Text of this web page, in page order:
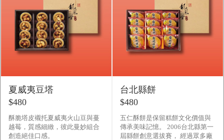
夏威夷豆塔
$480
酥脆塔皮襯托夏威夷火山豆與蔓
越莓，質感細緻，彼此曼妙組合
創造絕佳口感。
台北縣餅
$480
五仁酥餅是保留糕餅文化價值與
傳承美味記憶。 2006台北縣第一
屆縣餅創意選拔賽， 經過眾多廠